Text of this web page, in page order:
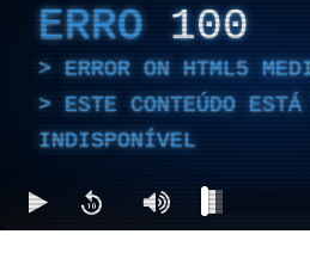
ERRO 100
ERROR ON HTML5
ESTE CONTEÚDO ESTÁ
INDISPONÍVEL